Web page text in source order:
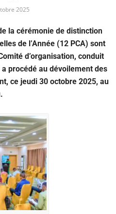
2025
la cérémonie de distinction
de l’Année (12 PCA) sont
d’organisation, conduit
procédé au dévoilement des
ce jeudi 30 octobre 2025, au